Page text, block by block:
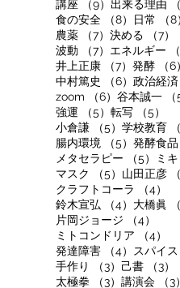
講座
（9） 9件の記事
出来る理由
食の安全
（8） 8件の記
日常
（
農薬
（7） 7件の記事
決める （7）
波動
（7） 7件の記事
エネルギー
井上正康
（7） 7件の記
発酵
（
中村篤史
（6） 6件の記
政治経済
zoom
（6） 6件の記事
谷本誠一
強運
（5） 5件の記事
転写 （5）
小倉謙
（5） 5件の記事
学校教育
腸内環境
（5） 5件の記
発酵食品
メタセラピー
（5） 5件
ミキ
マスク
（5） 5件の記事
山田正彦
クラフトコーラ
（4）
鈴木宣弘
（4） 4件の記
大橋眞
片岡ジョージ
（4）
ミトコンドリア
（4）
発達障害
（4） 4件の記
スパイス
手作り
（3） 3件の記事
己書 （3）
太極拳
（3） 3件の記事
講演会 （3